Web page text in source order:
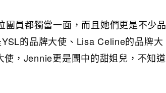
員都獨當一面，而且她們更是不少品
的品牌大使、Lisa Celine的品牌大
，Jennie更是團中的甜姐兒，不知道